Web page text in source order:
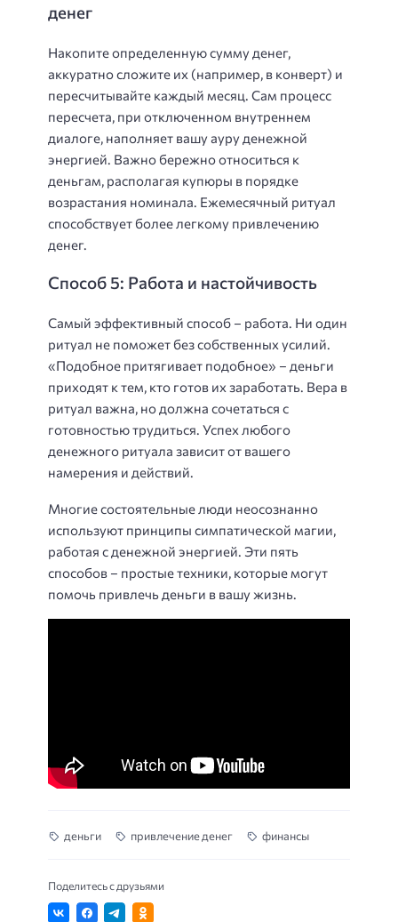
денег
Накопите определенную сумму денег,
аккуратно сложите их (например, в конверт) и
пересчитывайте каждый месяц. Сам процесс
пересчета, при отключенном внутреннем
диалоге, наполняет вашу ауру денежной
энергией. Важно бережно относиться к
деньгам, располагая купюры в порядке
возрастания номинала. Ежемесячный ритуал
способствует более легкому привлечению
денег.
Способ 5: Работа и настойчивость
Самый эффективный способ – работа. Ни один
ритуал не поможет без собственных усилий.
«Подобное притягивает подобное» – деньги
приходят к тем, кто готов их заработать. Вера в
ритуал важна, но должна сочетаться с
готовностью трудиться. Успех любого
денежного ритуала зависит от вашего
намерения и действий.
Многие состоятельные люди неосознанно
используют принципы симпатической магии,
работая с денежной энергией. Эти пять
способов – простые техники, которые могут
помочь привлечь деньги в вашу жизнь.
деньги привлечение денег финансы
Поделитесь с друзьями